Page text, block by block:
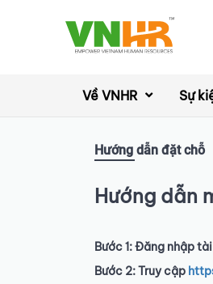
Về VNHR Sự
Hướng dẫn đặt chỗ
Hướng dẫn
Bước 1: Đăng nhập
Bước 2: Truy cập